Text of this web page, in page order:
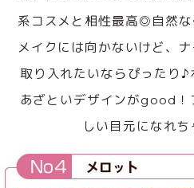
系コスメと相性最高◎自然
メイクには向かないけど、
取り入れたいならぴったり
あざといデザインがgood！
しい目元になれち